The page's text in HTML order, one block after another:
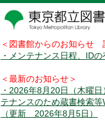
＜図書館からのお知らせ
・メンテナンス日程、ID
＜最新のお知らせ＞
・2026年8月20日（木曜
テナンスのため蔵書検索等
（更新 2026年8月5日）